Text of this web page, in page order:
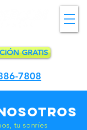
GRATIS
7808
tu sonríes